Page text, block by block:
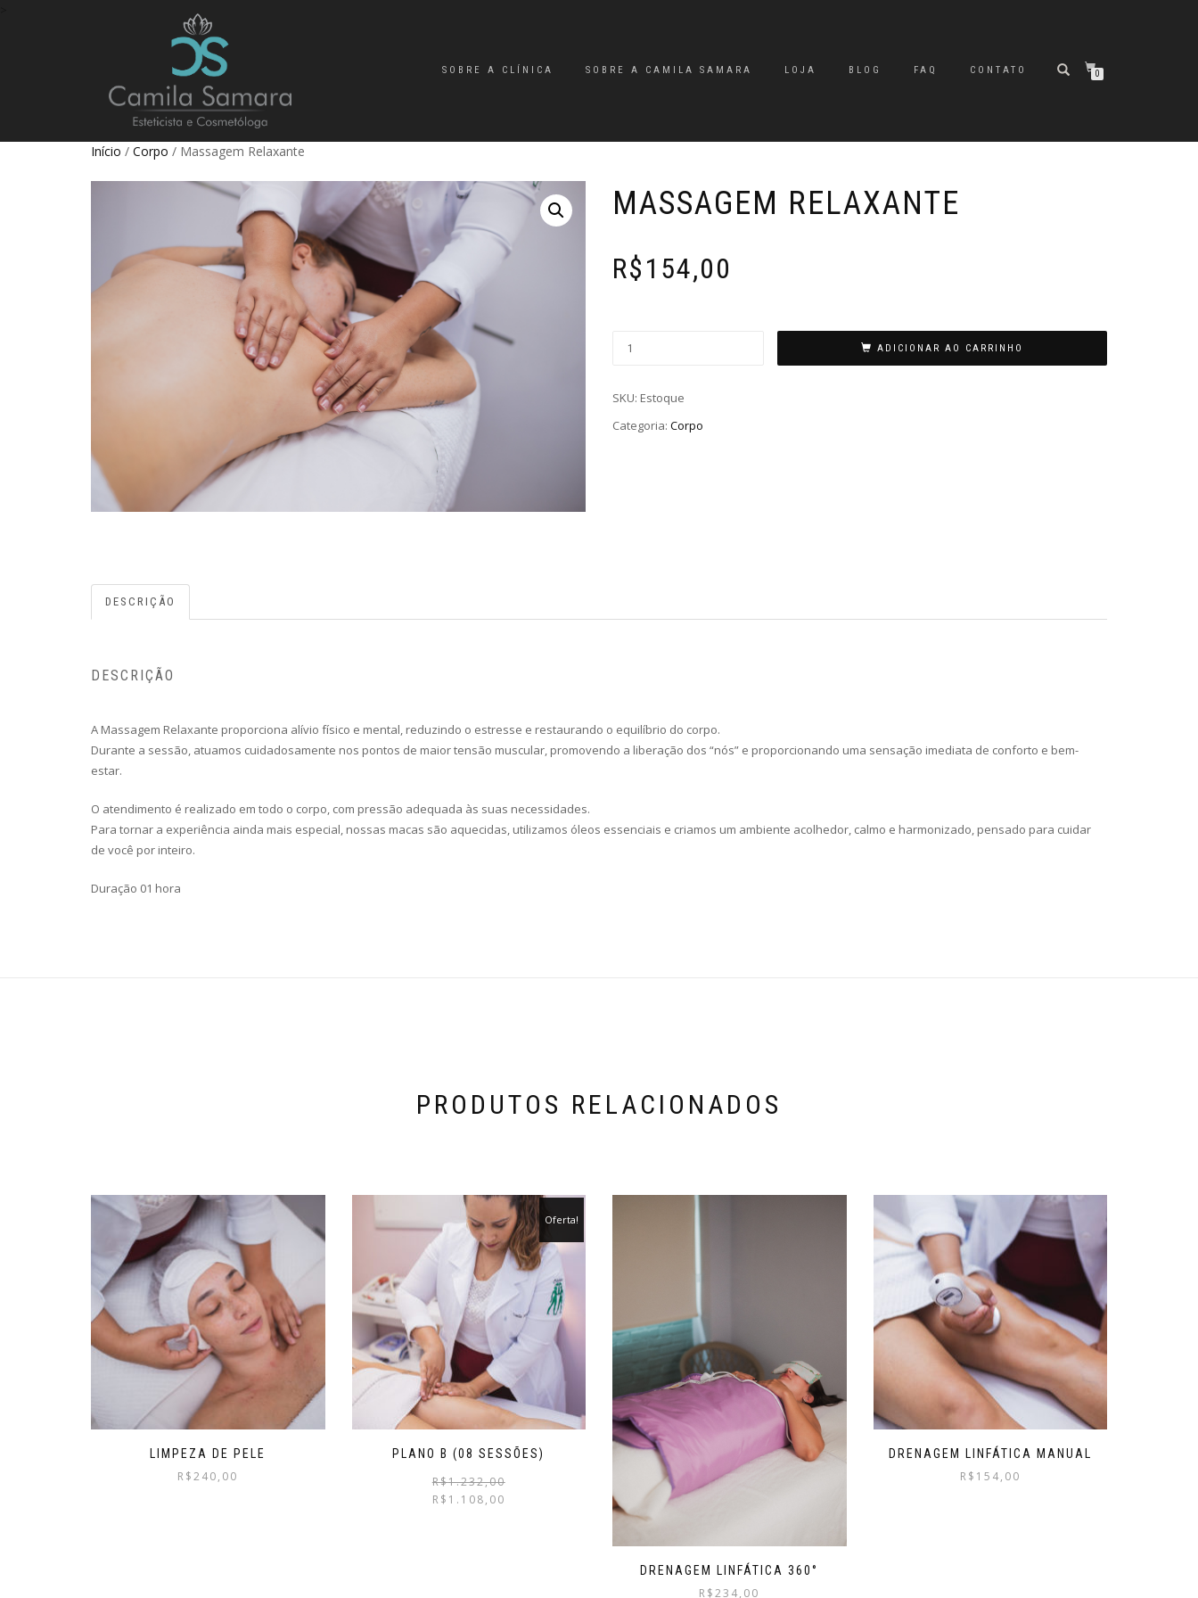
SOBRE A CLÍNICA SOBRE A CAMILA SAMARA LOJA BLOG FAQ CONTATO 0
Início / Corpo / Massagem Relaxante
MASSAGEM RELAXANTE
R$154,00
ADICIONAR AO CARRINHO
SKU: Estoque
Categoria: Corpo
DESCRIÇÃO
DESCRIÇÃO
A Massagem Relaxante proporciona alívio físico e mental, reduzindo o estresse e restaurando o equilíbrio do corpo.
Durante a sessão, atuamos cuidadosamente nos pontos de maior tensão muscular, promovendo a liberação dos “nós” e proporcionando uma sensação imediata de conforto e bem-
estar.
O atendimento é realizado em todo o corpo, com pressão adequada às suas necessidades.
Para tornar a experiência ainda mais especial, nossas macas são aquecidas, utilizamos óleos essenciais e criamos um ambiente acolhedor, calmo e harmonizado, pensado para cuidar
de você por inteiro.
Duração 01 hora
PRODUTOS RELACIONADOS
LIMPEZA DE PELE
R$240,00
PLANO B (08 SESSÕES)
Oferta!
R$1.232,00
preço
original
R$ 1.108,00
preço
atual
DRENAGEM LINFÁTICA 360°
R$234,00
DRENAGEM LINFÁTICA MANUAL
R$ 154,00